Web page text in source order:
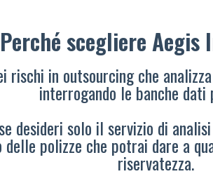
Perché scegliere Aegis
rischi in outsourcing che
interrogando le banche dati
desideri solo il servizio di
polizze che potrai dare a
riservatezza.